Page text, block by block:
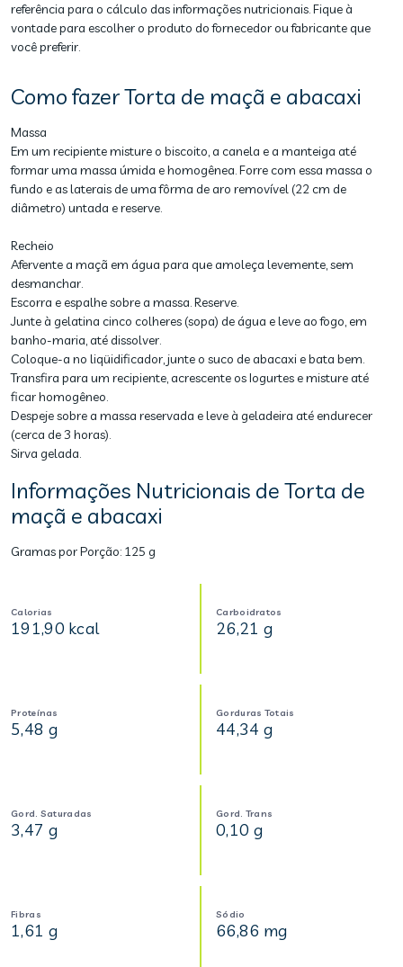
referência para o cálculo das informações nutricionais. Fique à
vontade para escolher o produto do fornecedor ou fabricante que
você preferir.
Como fazer Torta de maçã e abacaxi
Massa
Em um recipiente misture o biscoito, a canela e a manteiga até
formar uma massa úmida e homogênea. Forre com essa massa o
fundo e as laterais de uma fôrma de aro removível (22 cm de
diâmetro) untada e reserve.
Recheio
Afervente a maçã em água para que amoleça levemente, sem
desmanchar.
Escorra e espalhe sobre a massa. Reserve.
Junte à gelatina cinco colheres (sopa) de água e leve ao fogo, em
banho-maria, até dissolver.
Coloque-a no liqüidificador, junte o suco de abacaxi e bata bem.
Transfira para um recipiente, acrescente os Iogurtes e misture até
ficar homogêneo.
Despeje sobre a massa reservada e leve à geladeira até endurecer
(cerca de 3 horas).
Sirva gelada.
Informações Nutricionais de Torta de
maçã e abacaxi
Gramas por Porção: 125 g
Calorias
191,90 kcal
Carboidratos
26,21 g
Proteínas
5,48 g
Gorduras Totais
44,34 g
Gord. Saturadas
3,47 g
Gord. Trans
0,10 g
Fibras
1,61 g
Sódio
66,86 mg